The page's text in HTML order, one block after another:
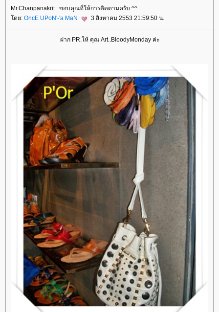
Mr.Chanpanakrit : ขอบคุณที่ให้การติดตามครับ ^^
ดย: OncE UPoN'-'a MaN 3 สิงหาคม 2553 21:59:50 น.
ฝาก PR.ให้ คุณ Art..BloodyMonday ค่ะ